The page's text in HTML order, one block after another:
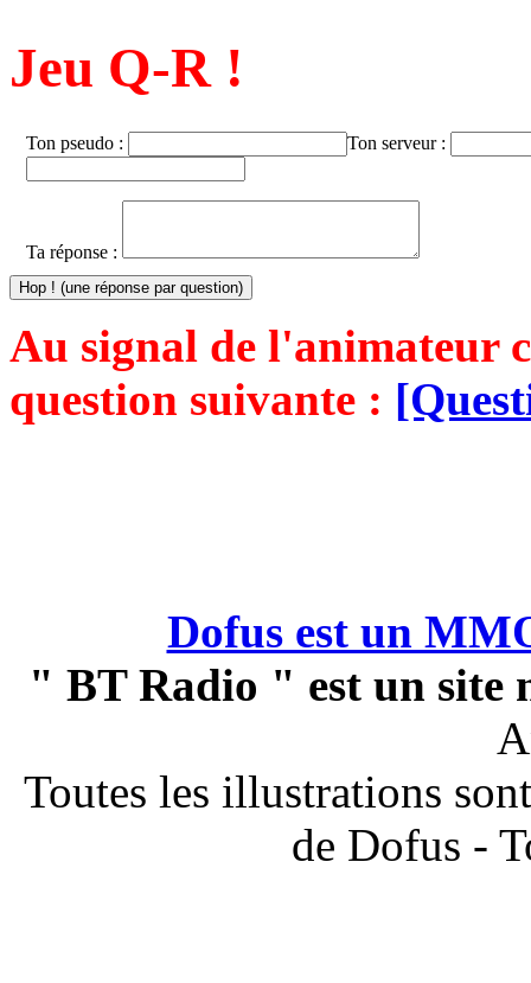
Jeu Q-R !
Ton pseudo : Ton serveur :
Ta réponse :
Au signal de l'animateur
question suivante :
Dofus est un
" BT Radio " est un site
Toutes les illustrations
de Dofus -